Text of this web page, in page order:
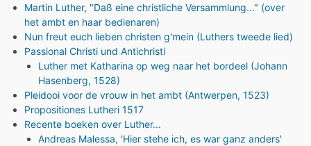
Martin Luther, "Daß eine christliche Versammlung..." (over
het ambt en haar bedienaren)
Nun freut euch lieben christen g'mein (Luthers tweede lied)
Passional Christi und Antichristi
Luther met Katharina op weg naar het bordeel (Johann
Hasenberg, 1528)
Pleidooi voor de vrouw in het ambt (Antwerpen, 1523)
Propositiones Lutheri 1517
Recente boeken over Luther...
Andreas Malessa, 'Hier stehe ich, es war ganz anders'